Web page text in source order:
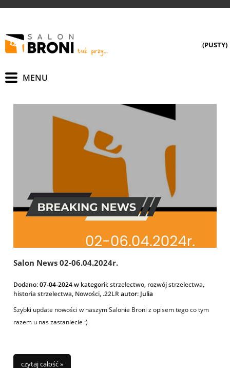
(PUSTY)
Salon News 02-06.04.2024r.
Dodano:07-04-2024w kategorii:strzelectwo, rozwój strzelectwa,
historia strzelectwa, Nowości,.22LRautor: Julia
Szybki update nowości w naszym Salonie Broni z opisem tego co tym
razem u nas zastaniecie :)
czytaj całość »